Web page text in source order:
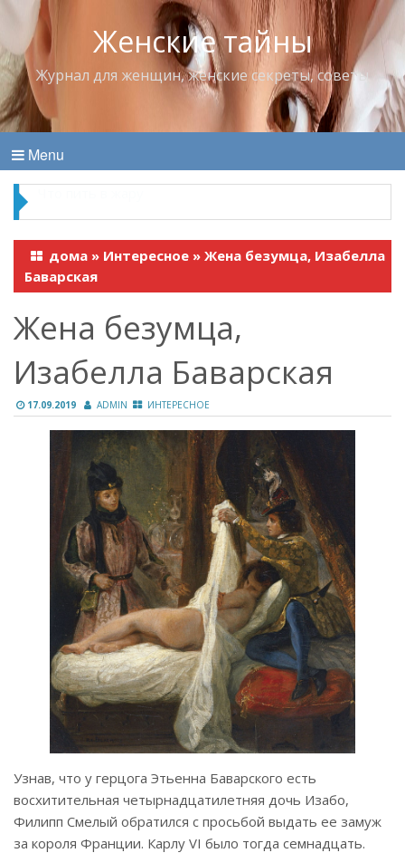
Женские тайны
Журнал для женщин, женские секреты, советы
Menu
дома » Интересное » Жена безумца, Изабелла
Баварская
Жена безумца,
Изабелла Баварская
17.09.2019 ADMIN ИНТЕРЕСНОЕ
Узнав, что у герцога Этьенна Баварского есть
восхитительная четырнадцатилетняя дочь Изабо,
Филипп Смелый обратился с просьбой выдать ее замуж
за короля Франции. Карлу VI было тогда семнадцать.